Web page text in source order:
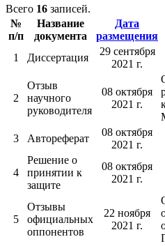
Всего 16 записей.
№
п/п
Название
документа
Дата
размещения
1 Диссертация
29 сентября
2021 г.
2
Отзыв
научного
руководителя
08 октября
2021 г.
3
Автореферат
08 октября
2021 г.
4
Решение о
принятии к
защите
08 октября
2021 г.
5
Отзывы
официальных
оппонентов
22 ноября
2021 г.